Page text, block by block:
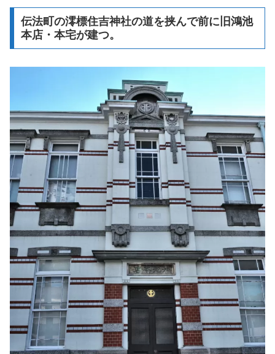
伝法町の澪標住吉神社の道を挟んで前に旧鴻池
本店・本宅が建つ。